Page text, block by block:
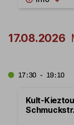
17.08.2026
17:30 - 19:10
Kult-